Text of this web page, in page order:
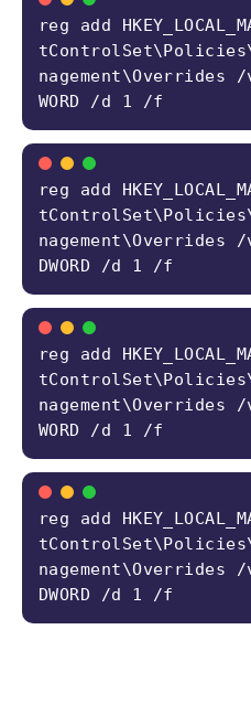
reg add
nagement\Overrides /
WORD /d 1 /f
reg add
nagement\Overrides /
DWORD /d 1 /f
reg add
nagement\Overrides /
WORD /d 1 /f
reg add
nagement\Overrides /
DWORD /d 1 /f